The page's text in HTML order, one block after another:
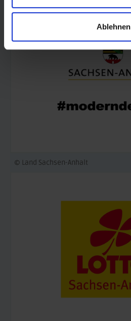
Ablehnen
© Land Sachsen-Anhalt